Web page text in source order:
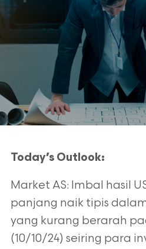
Today’s Outlook:
Market AS: Imbal hasil
panjang naik tipis
yang kurang berarah
(10/10/24) seiring para